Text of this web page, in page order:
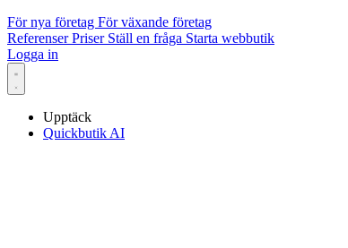
För nya företag För växande företag
ReferenserPriser Ställ en fråga Starta webbutik
Logga in
Upptäck
Quickbutik AI